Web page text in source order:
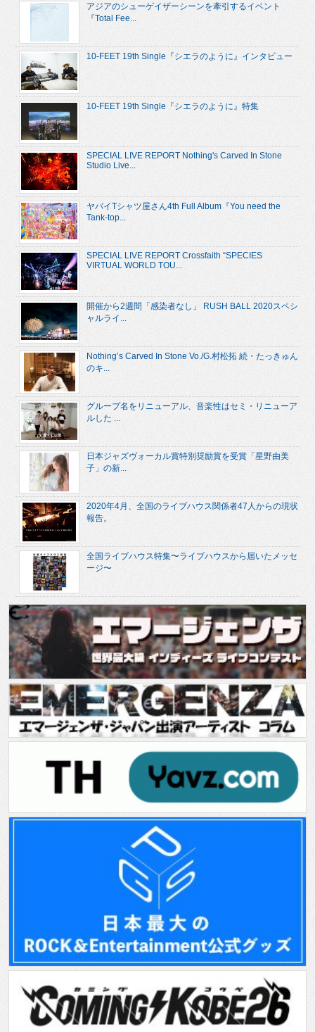
アジアのシューゲイザーシーンを牽引するイベント
『Total Fee...
10-FEET 19th Single『シエラのように』インタビュー
10-FEET 19th Single『シエラのように』特集
SPECIAL LIVE REPORT Nothing's Carved In Stone
Studio Live...
ヤバイTシャツ屋さん4th Full Album『You need the
Tank-top...
SPECIAL LIVE REPORT Crossfaith “SPECIES
VIRTUAL WORLD TOU...
開催から2週間「感染者なし」 RUSH BALL 2020スペシ
ャルライ...
Nothing’s Carved In Stone Vo./G.村松拓 続・たっきゅん
のキ...
グループ名をリニューアル、音楽性はセミ・リニューア
ルした ...
日本ジャズヴォーカル賞特別奨励賞を受賞「星野由美
子」の新...
2020年4月、全国のライブハウス関係者47人からの現状
報告。
全国ライブハウス特集〜ライブハウスから届いたメッセ
ージ〜